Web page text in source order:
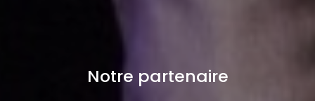
Notre partenaire